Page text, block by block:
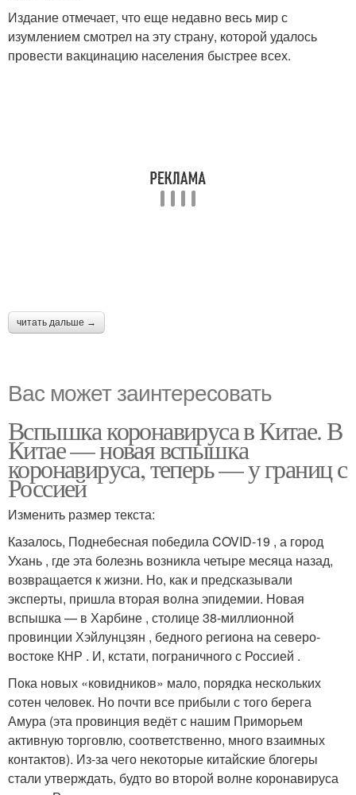
Издание отмечает, что еще недавно весь мир с
изумлением смотрел на эту страну, которой удалось
провести вакцинацию населения быстрее всех.
читать дальше →
Вас может заинтересовать
Вспышка коронавируса в Китае. В
Китае — новая вспышка
коронавируса, теперь — у границ с
Россией
Изменить размер текста:
Казалось, Поднебесная победила COVID-19 , а город
Ухань , где эта болезнь возникла четыре месяца назад,
возвращается к жизни. Но, как и предсказывали
эксперты, пришла вторая волна эпидемии. Новая
вспышка — в Харбине , столице 38-миллионной
провинции Хэйлунцзян , бедного региона на северо-
востоке КНР . И, кстати, пограничного с Россией .
Пока новых «ковидников» мало, порядка нескольких
сотен человек. Но почти все прибыли с того берега
Амура (эта провинция ведёт с нашим Приморьем
активную торговлю, соответственно, много взаимных
контактов). Из-за чего некоторые китайские блогеры
стали утверждать, будто во второй волне коронавируса